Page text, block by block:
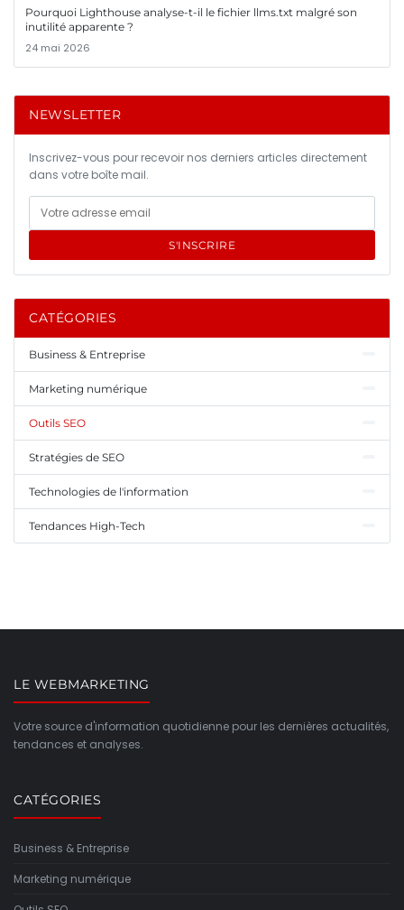
Pourquoi Lighthouse analyse-t-il le fichier llms.txt malgré son
inutilité apparente ?
24 mai 2026
NEWSLETTER
Inscrivez-vous pour recevoir nos derniers articles directement
dans votre boîte mail.
S'INSCRIRE
CATÉGORIES
Business & Entreprise
Marketing numérique
Outils SEO
Stratégies de SEO
Technologies de l'information
Tendances High-Tech
LE WEBMARKETING
Votre source d'information quotidienne pour les dernières actualités,
tendances et analyses.
CATÉGORIES
Business & Entreprise
Marketing numérique